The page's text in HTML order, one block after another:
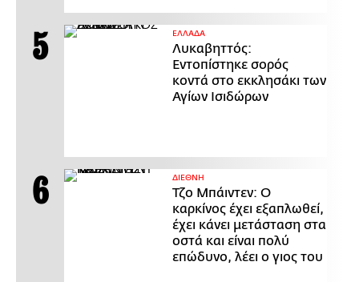
ΕΛΛΑΔΑ
Λυκαβηττός:
Εντοπίστηκε σορός
κοντά στο εκκλησάκι των
Αγίων Ισιδώρων
ΔΙΕΘΝΗ
Τζο Μπάιντεν: Ο
καρκίνος έχει εξαπλωθεί,
έχει κάνει μετάσταση στα
οστά και είναι πολύ
επώδυνο, λέει ο γιος του